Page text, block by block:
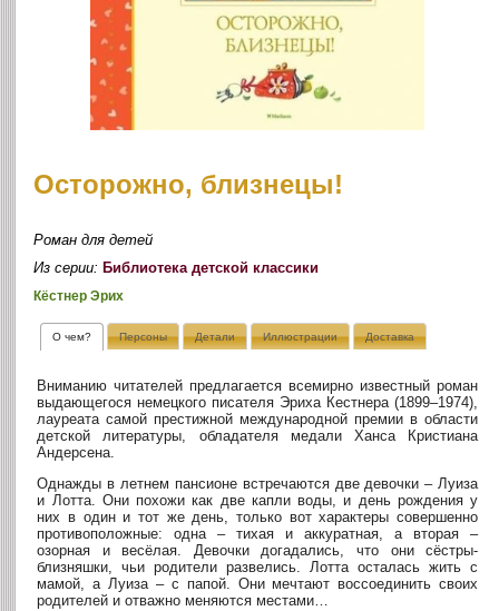
Осторожно, близнецы!
Роман для детей
Из серии: Библиотека детской классики
Кёстнер Эрих
О чем? Персоны Детали Иллюстрации Доставка
Вниманию читателей предлагается всемирно известный роман
выдающегося немецкого писателя Эриха Кестнера (1899–1974),
лауреата самой престижной международной премии в области
детской литературы, обладателя медали Ханса Кристиана
Андерсена.
Однажды в летнем пансионе встречаются две девочки – Луиза
и Лотта. Они похожи как две капли воды, и день рождения у
них в один и тот же день, только вот характеры совершенно
противоположные: одна – тихая и аккуратная, а вторая –
озорная и весёлая. Девочки догадались, что они сёстры-
близняшки, чьи родители развелись. Лотта осталась жить с
мамой, а Луиза – с папой. Они мечтают воссоединить своих
родителей и отважно меняются местами…